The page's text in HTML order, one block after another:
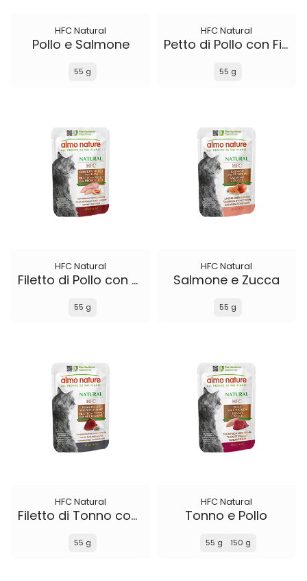
HFC Natural
Pollo e Salmone
55 g
HFC Natural
Petto di Pollo con Filetto d'Anatra
55 g
HFC Natural
Filetto di Pollo con Prosciutto
55 g
HFC Natural
Salmone e Zucca
55 g
HFC Natural
Filetto di Tonno con Acciughine
55 g
HFC Natural
Tonno e Pollo
55 g 150 g